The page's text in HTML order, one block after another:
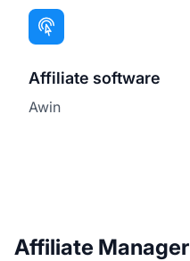
Affiliate software
Awin
Affiliate Manager